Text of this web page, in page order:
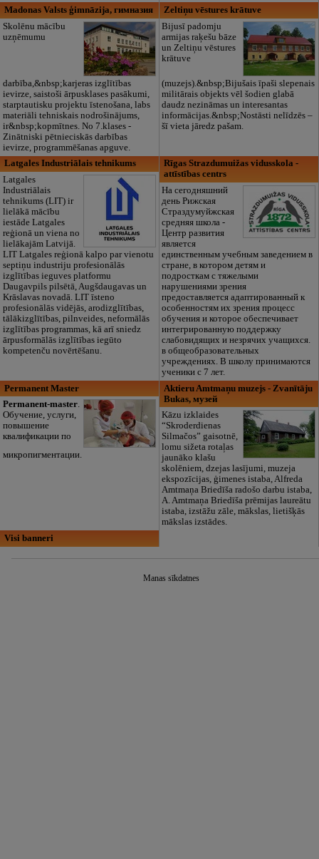
Madonas Valsts ģimnāzija, гимназия
Skolēnu mācību
uzņēmumu
darbība,&nbsp;karjeras izglītības
ievirze, saistoši ārpusklases pasākumi,
starptautisku projektu īstenošana, labs
materiāli tehniskais nodrošinājums,
ir&nbsp;kopmītnes. No 7.klases -
Zinātniski pētnieciskās darbības
ievirze, programmēšanas apguve.
Zeltiņu vēstures krātuve
Bijusī padomju
armijas raķešu bāze
un Zeltiņu vēstures
krātuve
(muzejs).&nbsp;Bijušais īpaši slepenais
militārais objekts vēl šodien glabā
daudz nezināmas un interesantas
informācijas.&nbsp;Nostāsti nelīdzēs –
šī vieta jāredz pašam.
Latgales Industriālais tehnikums
Latgales
Industriālais
tehnikums (LIT) ir
lielākā mācību
iestāde Latgales
reģionā un viena no
lielākajām Latvijā.
LIT Latgales reģionā kalpo par vienotu
septiņu industriju profesionālās
izglītības ieguves platformu
Daugavpils pilsētā, Augšdaugavas un
Krāslavas novadā. LIT īsteno
profesionālās vidējās, arodizglītības,
tālākizglītības, pilnveides, neformālās
izglītības programmas, kā arī sniedz
ārpusformālās izglītības iegūto
kompetenču novērtēšanu.
Rīgas Strazdumuižas vidusskola -
attīstības centrs
На сегодняшний
день Рижская
Страздумуйжская
средняя школа -
Центр развития
является
единственным учебным заведением в
стране, в котором детям и
подросткам с тяжелыми
нарушениями зрения
предоставляется адаптированный к
особенностям их зрения процесс
обучения и которое обеспечивает
интегрированную поддержку
слабовидящих и незрячих учащихся.
в общеобразовательных
учреждениях. В школу принимаются
ученики с 7 лет.
Permanent Master
Permanent-master.
Обучение, услуги,
повышение
квалификации по
микропигментации.
Aktieru Amtmaņu muzejs - Zvanītāju
Bukas, музей
Kāzu izklaides
“Skroderdienas
Silmačos” gaisotnē,
lomu sižeta rotaļas
jaunāko klašu
skolēniem, dzejas lasījumi, muzeja
ekspozīcijas, ģimenes istaba, Alfreda
Amtmaņa Briedīša radošo darbu istaba,
A. Amtmaņa Briedīša prēmijas laureātu
istaba, izstāžu zāle, mākslas, lietišķās
mākslas izstādes.
Visi banneri
Manas sīkdatnes